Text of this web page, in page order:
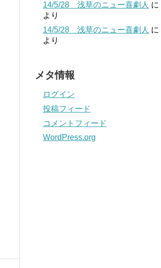
14/5/28 浅草のニュー喜劇人 に
より
14/5/28 浅草のニュー喜劇人 に
より
メタ情報
ログイン
投稿フィード
コメントフィード
WordPress.org